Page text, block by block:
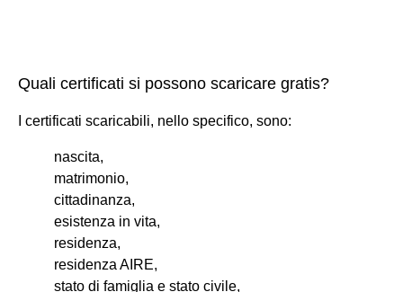
Quali certificati si possono scaricare gratis?
I certificati scaricabili, nello specifico, sono:
nascita,
matrimonio,
cittadinanza,
esistenza in vita,
residenza,
residenza AIRE,
stato di famiglia e stato civile,